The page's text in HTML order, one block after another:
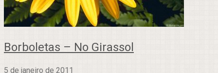
Borboletas – No Girassol
5 de janeiro de 2011